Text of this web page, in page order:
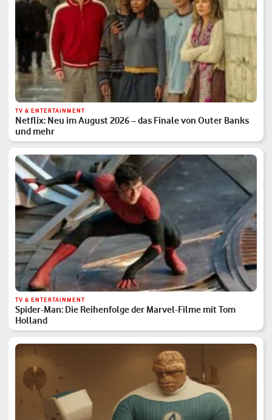
TV & ENTERTAINMENT
Netflix: Neu im August 2026 – das Finale von Outer Banks
und mehr
TV & ENTERTAINMENT
Spider-Man: Die Reihenfolge der Marvel-Filme mit Tom
Holland